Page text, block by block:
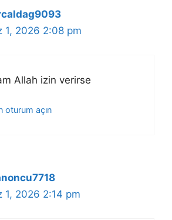
1, 2026 2:08 pm
Allah izin verirse
oturum açın
1, 2026 2:14 pm